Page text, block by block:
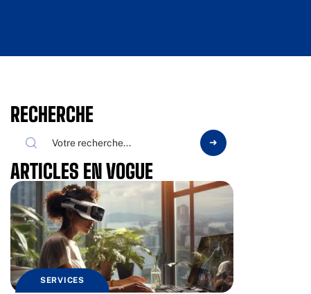
RECHERCHE
ARTICLES EN VOGUE
SERVICES